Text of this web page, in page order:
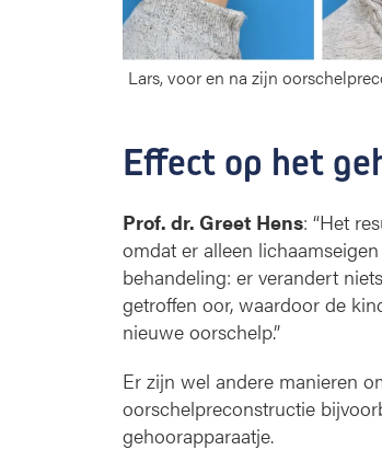
Lars, voor en na zijn
Effect op het
Prof. dr. Greet Hens: “Het
omdat er alleen
behandeling: er verandert
getroffen oor, waardoor de
nieuwe oorschelp.”
Er zijn wel andere manieren
oorschelpreconstructie
gehoorapparaatje.